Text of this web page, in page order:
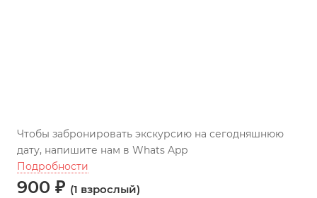
Чтобы забронировать экскурсию на сегодняшнюю
дату, напишите нам в Whats App
Подробности
900 ₽ (1 взрослый)